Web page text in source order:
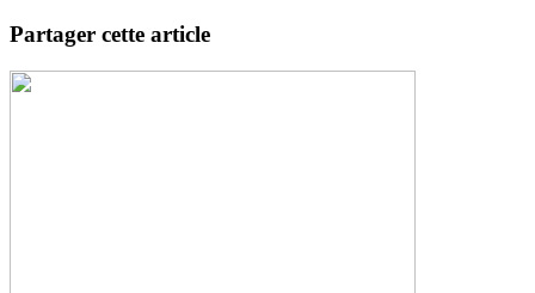
Partager cette article